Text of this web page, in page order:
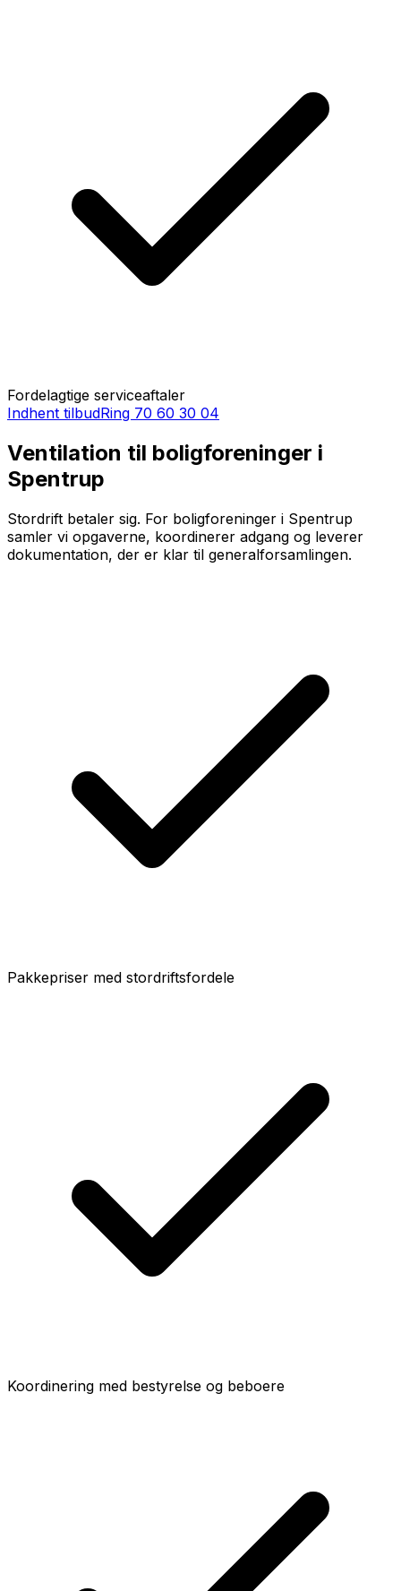
Fordelagtige serviceaftaler
Indhent tilbudRing 70 60 30 04
Ventilation til boligforeninger i
Spentrup
Stordrift betaler sig. For boligforeninger i Spentrup
samler vi opgaverne, koordinerer adgang og leverer
dokumentation, der er klar til generalforsamlingen.
Pakkepriser med stordriftsfordele
Koordinering med bestyrelse og beboere